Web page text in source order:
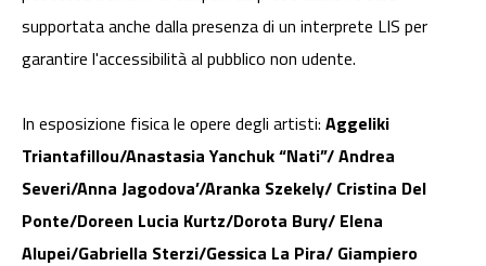
supportata anche dalla presenza di un interprete LIS per
garantire l'accessibilità al pubblico non udente.
In esposizione fisica le opere degli artisti: Aggeliki
Triantafillou/Anastasia Yanchuk “Nati”/ Andrea
Severi/Anna Jagodova’/Aranka Szekely/ Cristina Del
Ponte/Doreen Lucia Kurtz/Dorota Bury/ Elena
Alupei/Gabriella Sterzi/Gessica La Pira/ Giampiero